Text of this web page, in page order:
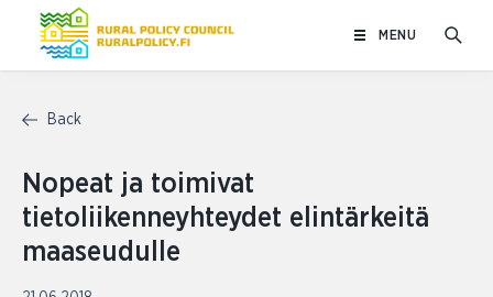
MENU
Back
Nopeat ja toimivat
tietoliikenneyhteydet elintärkeitä
maaseudulle